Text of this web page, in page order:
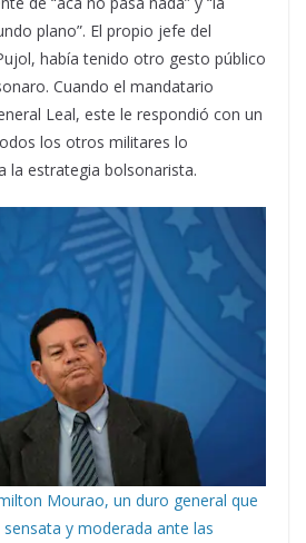
plano”. El propio jefe del
había tenido otro gesto público
Cuando el mandatario
Leal, este le respondió con un
los otros militares lo
la estrategia bolsonarista.
Mourao, un duro general que
y moderada ante las